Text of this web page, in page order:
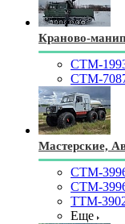
Краново-
CTM-
СТМ-
Мастерские,
СТМ-
СТМ-
ТТМ-
Еще